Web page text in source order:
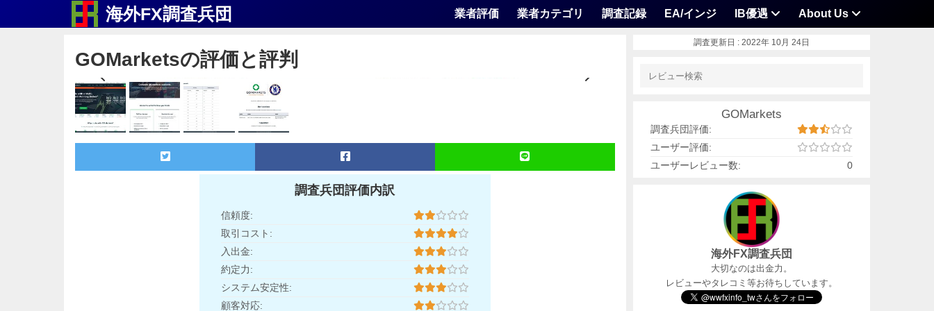
海外FX調査兵団 業者評価 業者カテゴリ 調査記録 EA/インジ IB優遇 About Us
GOMarketsの評価と評判
調査兵団評価内訳
信頼度:
取引コスト:
入出金:
約定力:
システム安定性:
顧客対応:
調査更新日 : 2022年 10月 24日
GOMarkets
調査兵団評価:
ユーザー評価:
ユーザーレビュー数:
0
海外FX調査兵団
大切なのは出金力。
レビューやタレコミ等お待ちしています。